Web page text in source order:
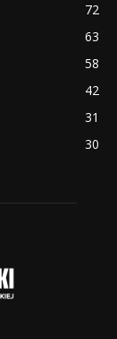
72
63
58
42
31
30